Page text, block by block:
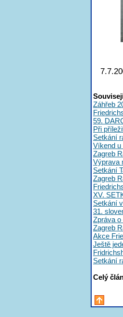
Záhřeb
59.
Při
Setkání
Víkend u
Zagreb
Výprava
Setkání
Zagreb
XV.
Setkání
31.
Zpráva o
Zagreb
Akce
Ještě
Setkání
Celý